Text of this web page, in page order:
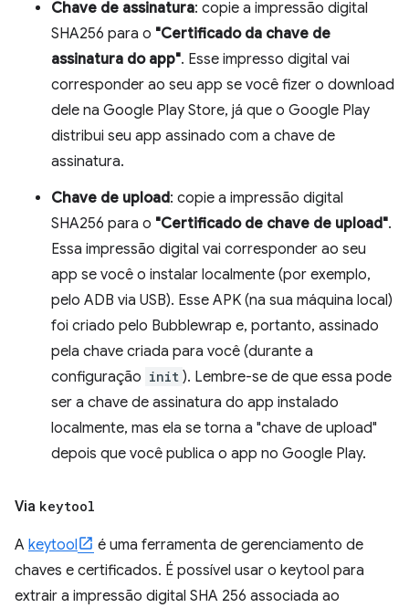
Chave de assinatura: copie a impressão digital
SHA256 para o "Certificado da chave de
assinatura do app". Esse impresso digital vai
corresponder ao seu app se você fizer o download
dele na Google Play Store, já que o Google Play
distribui seu app assinado com a chave de
assinatura.
Chave de upload: copie a impressão digital
SHA256 para o "Certificado de chave de upload".
Essa impressão digital vai corresponder ao seu
app se você o instalar localmente (por exemplo,
pelo ADB via USB). Esse APK (na sua máquina local)
foi criado pelo Bubblewrap e, portanto, assinado
pela chave criada para você (durante a
configuração init ). Lembre-se de que essa pode
ser a chave de assinatura do app instalado
localmente, mas ela se torna a "chave de upload"
depois que você publica o app no Google Play.
Via keytool
A keytool
é uma ferramenta de gerenciamento de
chaves e certificados. É possível usar o keytool para
extrair a impressão digital SHA 256 associada ao